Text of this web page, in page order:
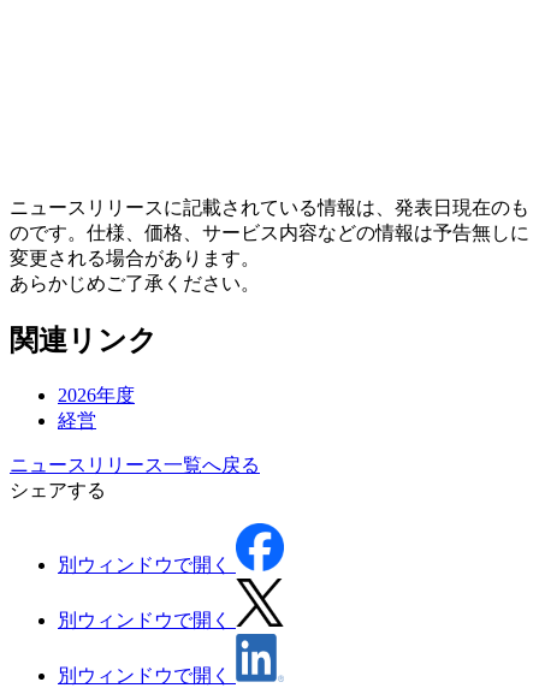
ニュースリリースに記載されている情報は、発表日現在のも
のです。仕様、価格、サービス内容などの情報は予告無しに
変更される場合があります。
あらかじめご了承ください。
関連リンク
2026年度
経営
ニュースリリース一覧へ戻る
シェアする
別ウィンドウで開く
別ウィンドウで開く
別ウィンドウで開く